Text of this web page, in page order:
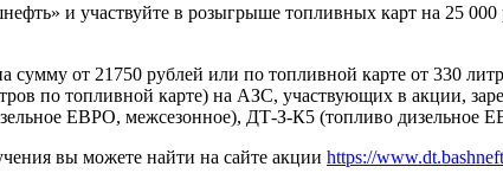
и участвуйте в розыгрыше топливных карт на 25
от 21750 рублей или по топливной карте от 330
по топливной карте) на АЗС, участвующих в акции,
ЕВРО, межсезонное), ДТ-З-К5 (топливо дизельное
вы можете найти на сайте акции https://